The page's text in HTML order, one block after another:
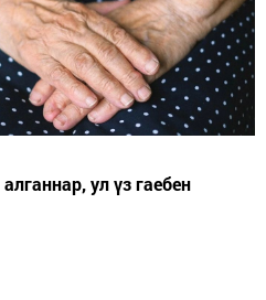
ул үз гаебен